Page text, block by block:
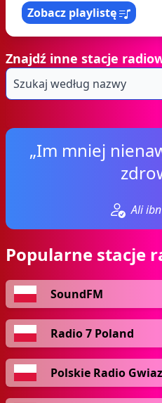
Zobacz playlistę
Znajdź inne stacje
„Im mniej
Ali
Popularne stacje
SoundFM
Radio 7 Poland
Polskie Radio